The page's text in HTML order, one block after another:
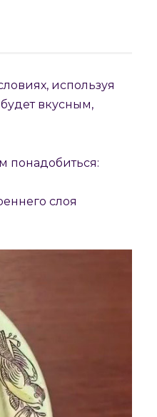
используя
вкусным,
понадобиться:
слоя